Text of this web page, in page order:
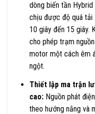
dòng biến tần
chịu được độ quá tải
10 giây đến 15 giây.
cho phép trạm
motor một cách êm
ngột.
Thiết lập ma trận
cao:Nguồn phát
theo hướng nắng và